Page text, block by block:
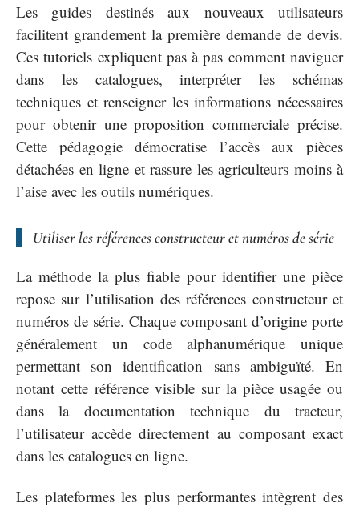
Les guides destinés aux nouveaux utilisateurs
facilitent grandement la première demande de devis.
Ces tutoriels expliquent pas à pas comment naviguer
dans les catalogues, interpréter les schémas
techniques et renseigner les informations nécessaires
pour obtenir une proposition commerciale précise.
Cette pédagogie démocratise l’accès aux pièces
détachées en ligne et rassure les agriculteurs moins à
l’aise avec les outils numériques.
Utiliser les références constructeur et numéros de série
La méthode la plus fiable pour identifier une pièce
repose sur l’utilisation des références constructeur et
numéros de série. Chaque composant d’origine porte
généralement un code alphanumérique unique
permettant son identification sans ambiguïté. En
notant cette référence visible sur la pièce usagée ou
dans la documentation technique du tracteur,
l’utilisateur accède directement au composant exact
dans les catalogues en ligne.
Les plateformes les plus performantes intègrent des